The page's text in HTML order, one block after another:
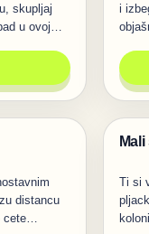
skupljaj
u ovoj…
i
distancu
Igre
Ti si